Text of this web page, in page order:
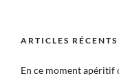
ARTICLES RÉCENTS
En ce moment apéritif